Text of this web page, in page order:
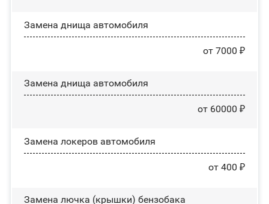
Замена днища автомобиля
от 7000 ₽
Замена днища автомобиля
от 60000 ₽
Замена лoĸepoв автомобиля
от 400 ₽
Замена лючка (крышки) бензобака